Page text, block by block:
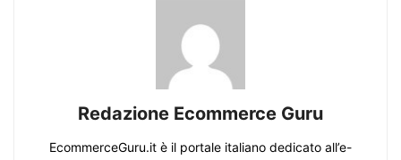
Redazione Ecommerce Guru
EcommerceGuru.it è il portale italiano dedicato all’e-